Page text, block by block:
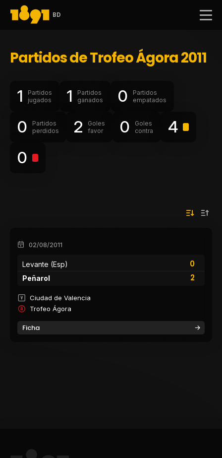
BD
Partidos de Trofeo Ágora 2011
1
Partidos
jugados
1
Partidos
ganados
0
Partidos
empatados
0
Partidos
perdidos
2
Goles
favor
0
Goles
contra
4
0
02/08/2011
Levante (Esp)
0
2
Peñarol
Ciudad de Valencia
Trofeo Ágora
Ficha